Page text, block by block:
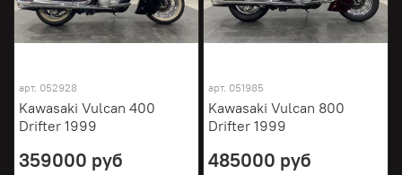
арт. 052928
Kawasaki Vulcan 400
Drifter 1999
359000 руб
арт. 051985
Kawasaki Vulcan 800
Drifter 1999
485000 руб